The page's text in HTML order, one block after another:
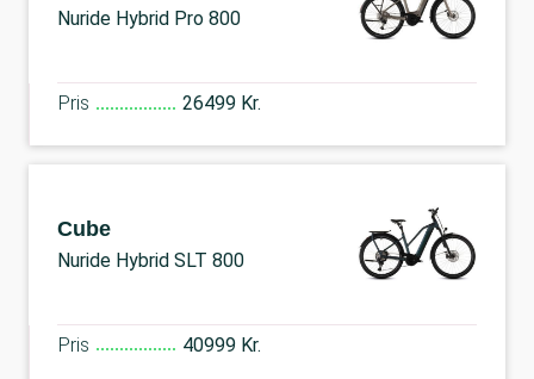
Nuride Hybrid Pro 800
Pris 26499 Kr.
Cube
Nuride Hybrid SLT 800
Pris 40999 Kr.